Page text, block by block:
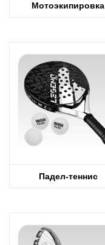
Мотоэкипировка
Падел-теннис